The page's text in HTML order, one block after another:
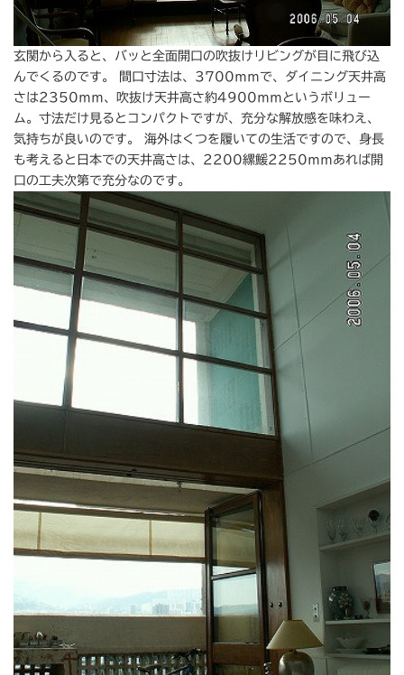
玄関から入ると、バッと全面開口の吹抜けリビングが目に飛び込
んでくるのです。 間口寸法は、3700ｍｍで、ダイニング天井高
さは2350ｍｍ、吹抜け天井高さ約4900ｍｍというボリュー
ム。寸法だけ見るとコンパクトですが、充分な解放感を味わえ、
気持ちが良いのです。 海外はくつを履いての生活ですので、身長
も考えると日本での天井高さは、2200縲鰀2250ｍｍあれば開
口の工夫次第で充分なのです。